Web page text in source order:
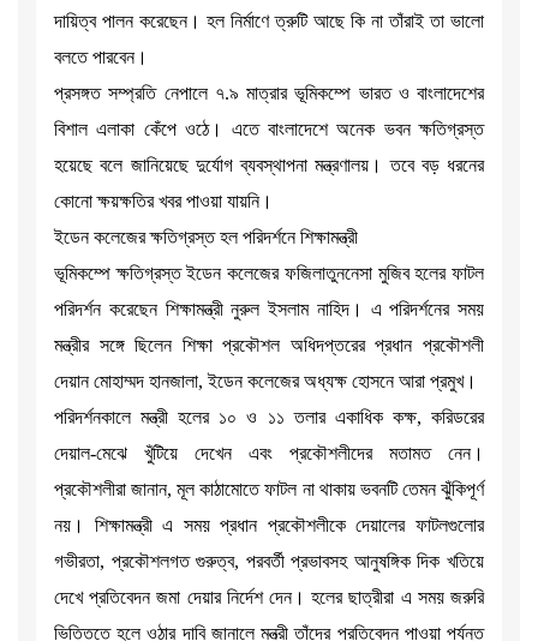
দায়িত্ব পালন করেছেন। হল নির্মাণে ত্রুটি আছে কি না তাঁরাই তা ভালো
বলতে পারবেন।
প্রসঙ্গত সম্প্রতি নেপালে ৭.৯ মাত্রার ভূমিকম্পে ভারত ও বাংলাদেশের
বিশাল এলাকা কেঁপে ওঠে। এতে বাংলাদেশে অনেক ভবন ক্ষতিগ্রস্ত
হয়েছে বলে জানিয়েছে দুর্যোগ ব্যবস্থাপনা মন্ত্রণালয়। তবে বড় ধরনের
কোনো ক্ষয়ক্ষতির খবর পাওয়া যায়নি।
ইডেন কলেজের ক্ষতিগ্রস্ত হল পরিদর্শনে শিক্ষামন্ত্রী
ভূমিকম্পে ক্ষতিগ্রস্ত ইডেন কলেজের ফজিলাতুননেসা মুজিব হলের ফাটল
পরিদর্শন করেছেন শিক্ষামন্ত্রী নুরুল ইসলাম নাহিদ। এ পরিদর্শনের সময়
মন্ত্রীর সঙ্গে ছিলেন শিক্ষা প্রকৌশল অধিদপ্তরের প্রধান প্রকৌশলী
দেয়ান মোহাম্মদ হানজালা, ইডেন কলেজের অধ্যক্ষ হোসনে আরা প্রমুখ।
পরিদর্শনকালে মন্ত্রী হলের ১০ ও ১১ তলার একাধিক কক্ষ, করিডরের
দেয়াল-মেঝে খুঁটিয়ে দেখেন এবং প্রকৌশলীদের মতামত নেন।
প্রকৌশলীরা জানান, মূল কাঠামোতে ফাটল না থাকায় ভবনটি তেমন ঝুঁকিপূর্ণ
নয়। শিক্ষামন্ত্রী এ সময় প্রধান প্রকৌশলীকে দেয়ালের ফাটলগুলোর
গভীরতা, প্রকৌশলগত গুরুত্ব, পরবর্তী প্রভাবসহ আনুষঙ্গিক দিক খতিয়ে
দেখে প্রতিবেদন জমা দেয়ার নির্দেশ দেন। হলের ছাত্রীরা এ সময় জরুরি
ভিত্তিতে হলে ওঠার দাবি জানালে মন্ত্রী তাঁদের প্রতিবেদন পাওয়া পর্যন্ত